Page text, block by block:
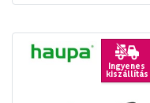
Ingyenes
kiszállítás